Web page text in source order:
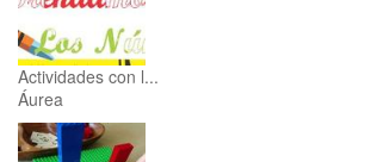
Actividades con l...
Áurea